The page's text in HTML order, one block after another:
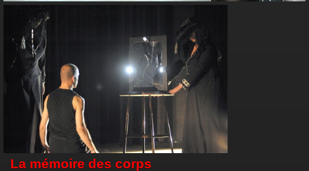
La mémoire des corps